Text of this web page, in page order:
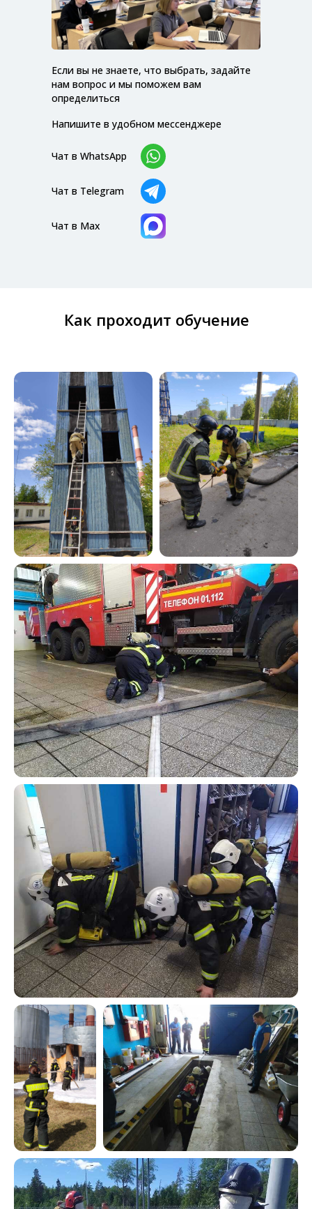
Если вы не знаете, что выбрать, задайте
нам вопрос и мы поможем вам
определиться
Напишите в удобном мессенджере
Чат в WhatsApp
Чат в Telegram
Чат в Max
Как проходит обучение